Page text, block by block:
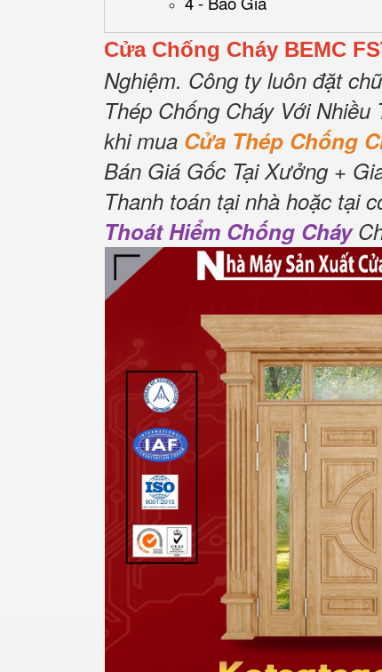
Cửa Chống Cháy BEMC
Nghiệm. Công ty luôn đặt
Thép Chống Cháy Với
khi mua Cửa Thép Chống
Bán Giá Gốc Tại Xưởng +
Thanh toán tại nhà hoặc tại
Thoát Hiểm Chống Cháy